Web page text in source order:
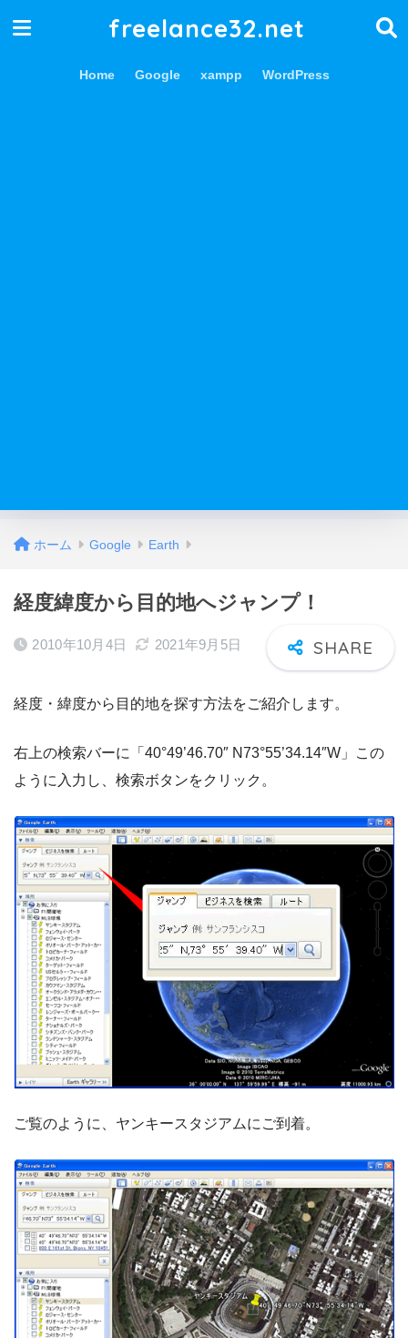
freelance32.net
Home Google xampp WordPress
ホーム Google Earth
経度緯度から目的地へジャンプ！
2010年10月4日 2021年9月5日
経度・緯度から目的地を探す方法をご紹介します。
右上の検索バーに「40°49’46.70″ N73°55’34.14″W」この
ように入力し、検索ボタンをクリック。
ご覧のように、ヤンキースタジアムにご到着。